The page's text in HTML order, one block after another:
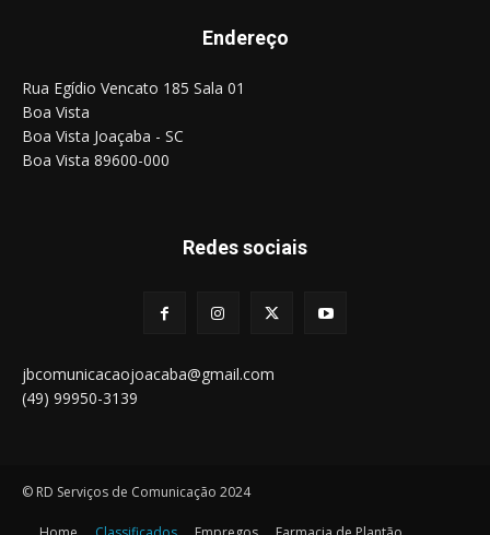
Endereço
Rua Egídio Vencato 185 Sala 01
Boa Vista
Boa Vista Joaçaba - SC
Boa Vista 89600-000
Redes sociais
jbcomunicacaojoacaba@gmail.com
(49) 99950-3139
© RD Serviços de Comunicação 2024